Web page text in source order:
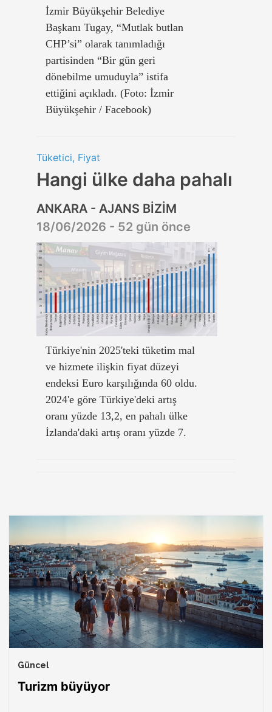
İzmir Büyükşehir Belediye
Başkanı Tugay, “Mutlak butlan
CHP’si” olarak tanımladığı
partisinden “Bir gün geri
dönebilme umuduyla” istifa
ettiğini açıkladı. (Foto: İzmir
Büyükşehir / Facebook)
Tüketici, Fiyat
Hangi ülke daha pahalı
ANKARA - AJANS BİZİM
18/06/2026 - 52 gün önce
Türkiye'nin 2025'teki tüketim mal
ve hizmete ilişkin fiyat düzeyi
endeksi Euro karşılığında 60 oldu.
2024'e göre Türkiye'deki artış
oranı yüzde 13,2, en pahalı ülke
İzlanda'daki artış oranı yüzde 7.
Güncel
Turizm büyüyor